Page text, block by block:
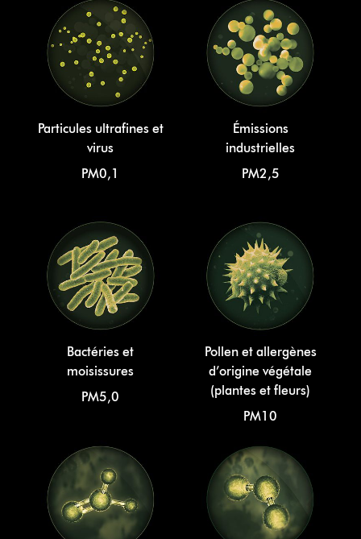
Particules ultrafines et
virus
PM0,1
Émissions
industrielles
PM2,5
Bactéries et
moisissures
PM5,0
Pollen et allergènes
d’origine végétale
(plantes et fleurs)
PM10